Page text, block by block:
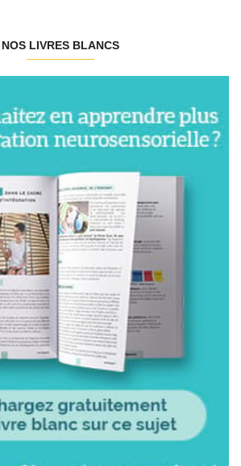
NOS LIVRES BLANCS